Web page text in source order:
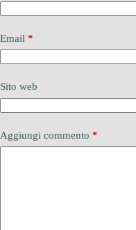
Email *
Sito web
Aggiungi commento *